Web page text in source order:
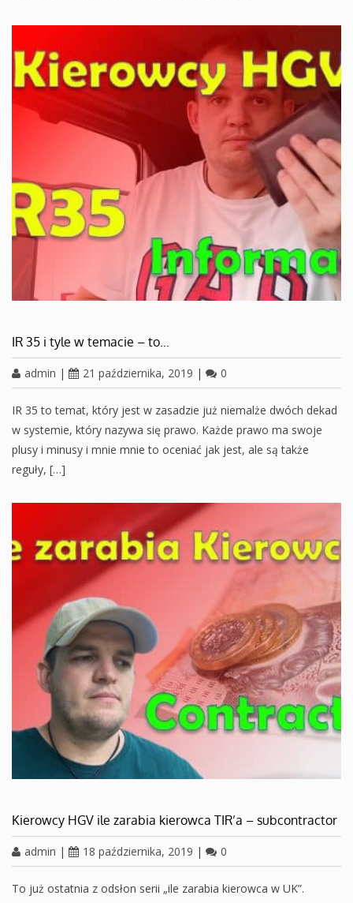
IR 35 i tyle w temacie – to…
admin | 21 października, 2019 | 0
IR 35 to temat, który jest w zasadzie już niemalże dwóch dekad
w systemie, który nazywa się prawo. Każde prawo ma swoje
plusy i minusy i mnie mnie to oceniać jak jest, ale są także
reguły, […]
Kierowcy HGV ile zarabia kierowca TIR’a – subcontractor
admin | 18 października, 2019 | 0
To już ostatnia z odsłon serii „ile zarabia kierowca w UK”.